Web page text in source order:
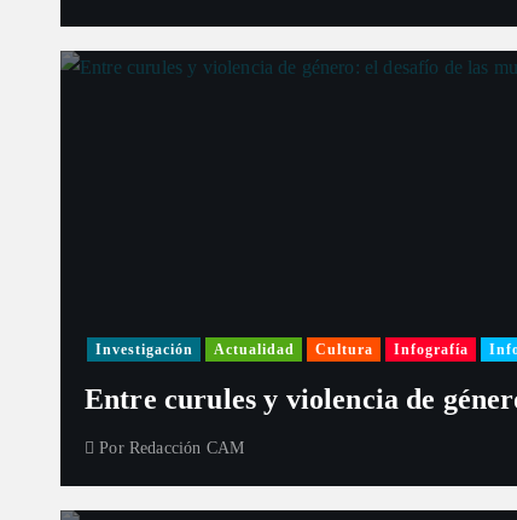
Investigación Actualidad Cultura Infografía
Entre curules y violencia de
Por Redacción CAM